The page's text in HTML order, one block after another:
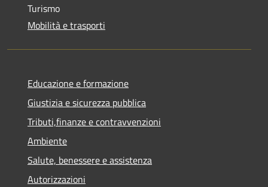
Turismo
Mobilità e trasporti
Educazione e formazione
Giustizia e sicurezza pubblica
Tributi,finanze e contravvenzioni
Ambiente
Salute, benessere e assistenza
Autorizzazioni